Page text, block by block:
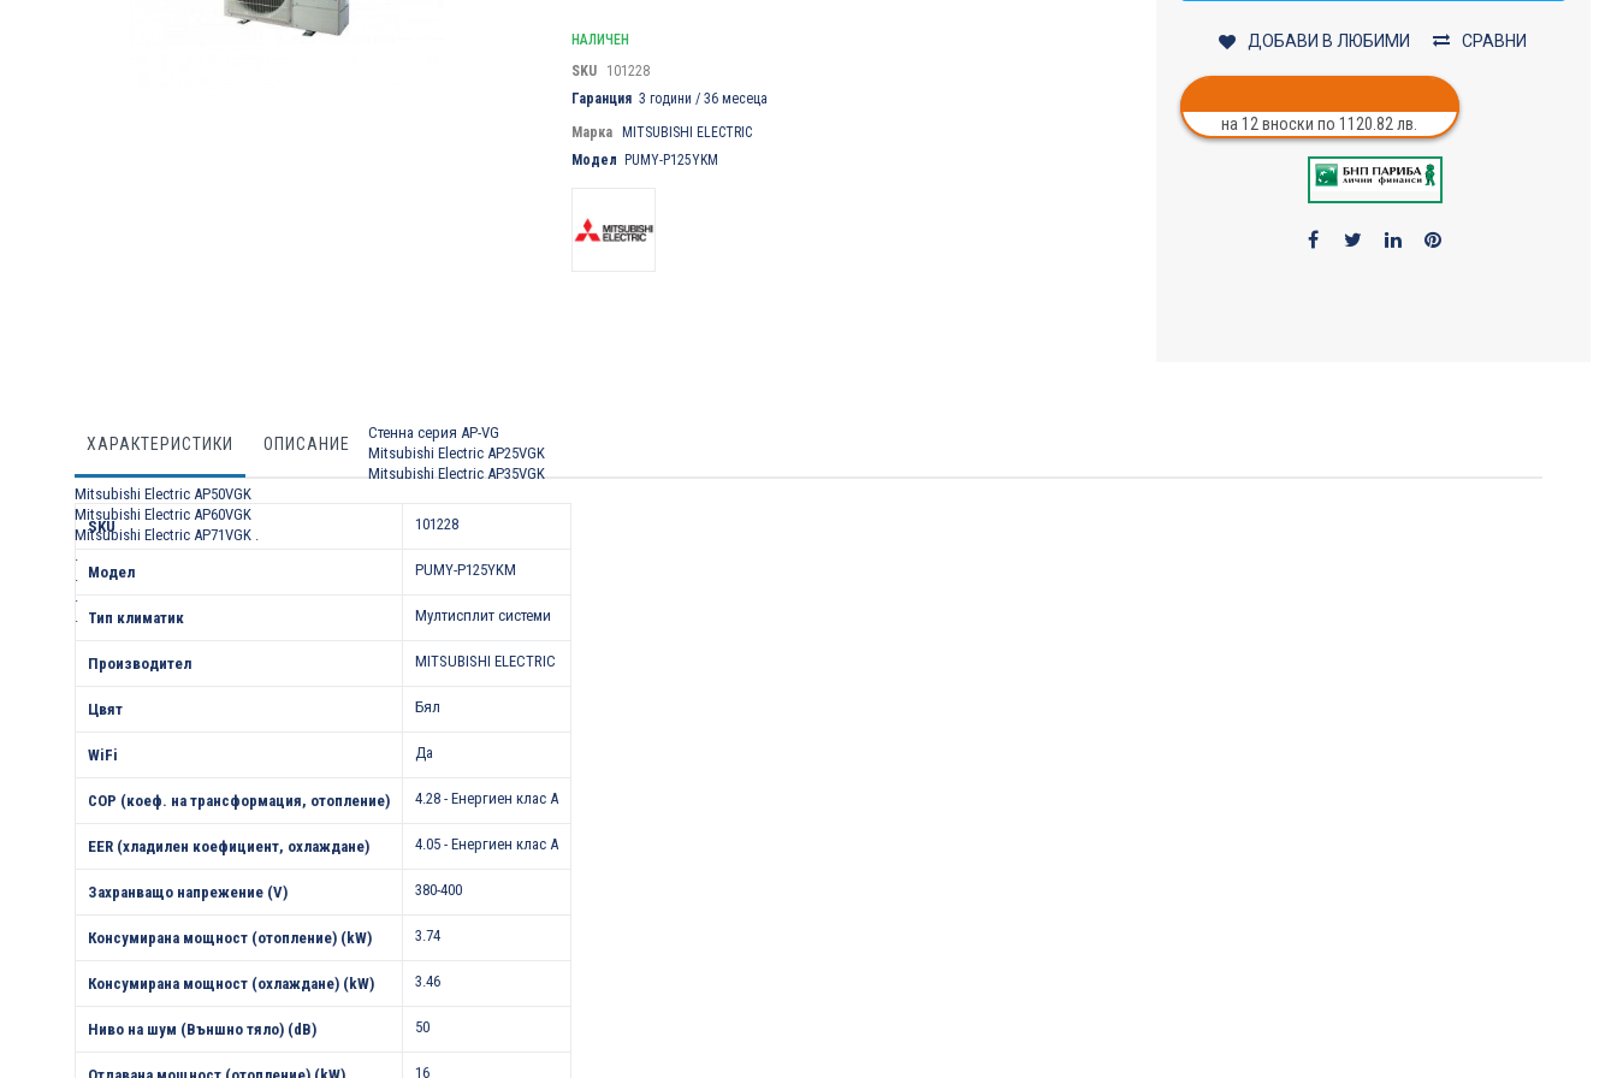
НАЛИЧЕН
SKU
101228
Гаранция 3 години / 36 месеца
Марка MITSUBISHI ELECTRIC
Модел PUMY-P125YKM
ДОБАВИ В ЛЮБИМИ СРАВНИ
на 12 вноски по 1120.82 лв.
ХАРАКТЕРИСТИКИ ОПИСАНИЕ
Характеристики
SKU
101228
Модел PUMY-P125YKM
Тип климатик Мултисплит системи
Производител MITSUBISHI ELECTRIC
Цвят Бял
WiFi Да
COP (коеф. на трансформация, отопление) 4.28 - Енергиен клас А
EER (хладилен коефициент, охлаждане) 4.05 - Енергиен клас A
Захранващо напрежение (V) 380-400
Консумирана мощност (отопление) (kW) 3.74
Консумирана мощност (охлаждане) (kW) 3.46
Ниво на шум (Външно тяло) (dB) 50
16
Стенна серия AP-VG
Mitsubishi Electric AP25VGK
Mitsubishi Electric AP35VGK
Mitsubishi Electric AP50VGK
Mitsubishi Electric AP60VGK
Mitsubishi Electric AP71VGK